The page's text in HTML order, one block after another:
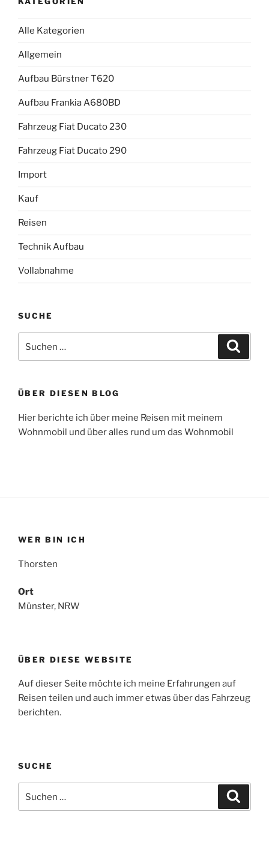
Alle Kategorien
Allgemein
Aufbau Bürstner T620
Aufbau Frankia A680BD
Fahrzeug Fiat Ducato 230
Fahrzeug Fiat Ducato 290
Import
Kauf
Reisen
Technik Aufbau
Vollabnahme
SUCHE
nach:
ÜBER DIESEN BLOG
Hier berichte ich über meine Reisen mit meinem
Wohnmobil und über alles rund um das Wohnmobil
WER BIN ICH
Thorsten
Ort
Münster, NRW
ÜBER DIESE WEBSITE
Auf dieser Seite möchte ich meine Erfahrungen auf
Reisen teilen und auch immer etwas über das Fahrzeug
berichten.
SUCHE
nach: